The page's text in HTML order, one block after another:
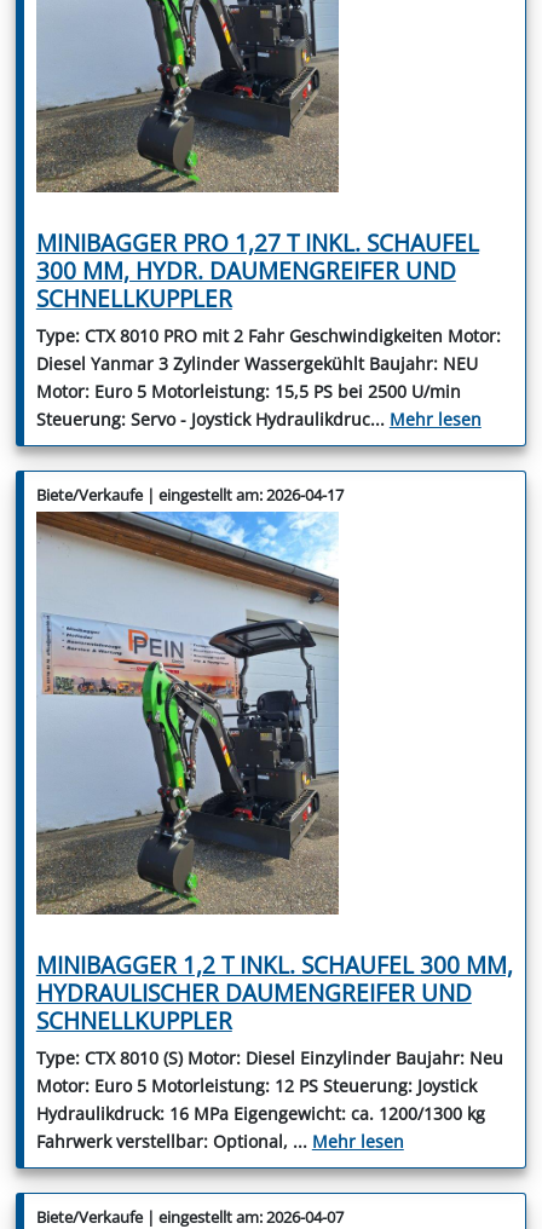
MINIBAGGER PRO 1,27 T INKL. SCHAUFEL
300 MM, HYDR. DAUMENGREIFER UND
SCHNELLKUPPLER
Type: CTX 8010 PRO mit 2 Fahr Geschwindigkeiten Motor:
Diesel Yanmar 3 Zylinder Wassergekühlt Baujahr: NEU
Motor: Euro 5 Motorleistung: 15,5 PS bei 2500 U/min
Steuerung: Servo - Joystick Hydraulikdruc... Mehr lesen
Biete/Verkaufe | eingestellt am: 2026-04-17
MINIBAGGER 1,2 T INKL. SCHAUFEL 300 MM,
HYDRAULISCHER DAUMENGREIFER UND
SCHNELLKUPPLER
Type: CTX 8010 (S) Motor: Diesel Einzylinder Baujahr: Neu
Motor: Euro 5 Motorleistung: 12 PS Steuerung: Joystick
Hydraulikdruck: 16 MPa Eigengewicht: ca. 1200/1300 kg
Fahrwerk verstellbar: Optional, ... Mehr lesen
Biete/Verkaufe | eingestellt am: 2026-04-07